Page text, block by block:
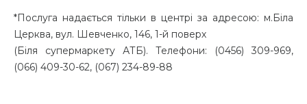
*Послуга надається тільки в центрі за адресою: м.Біла
Церква, вул. Шевченко, 146, 1-й поверх
(Біля супермаркету АТБ). Телефони: (0456) 309-969,
(066) 409-30-62, (067) 234-89-88